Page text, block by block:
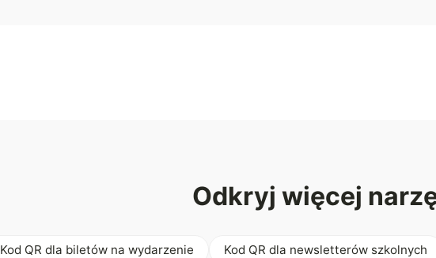
Odkryj więcej
Kod QR dla biletów na wydarzenie Kod QR dla newsletterów szkolnych